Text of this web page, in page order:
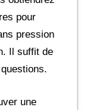
pour
pression
Il suffit de
une